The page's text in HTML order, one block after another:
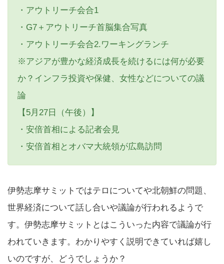
・アウトリーチ会合1
・G7＋アウトリーチ首脳集合写真
・アウトリーチ会合2.ワーキングランチ
※アジアが豊かな経済成長を続けるには何が必要
か？インフラ投資や保健、女性などについての議
論
【5月27日（午後）】
・安倍首相による記者会見
・安倍首相とオバマ大統領が広島訪問
伊勢志摩サミットではテロについてや北朝鮮の問題、
世界経済について話し合いや議論が行われるようで
す。伊勢志摩サミットとはこういった内容で議論が行
われていきます。わかりやすく説明できていれば嬉し
いのですが、どうでしょうか？